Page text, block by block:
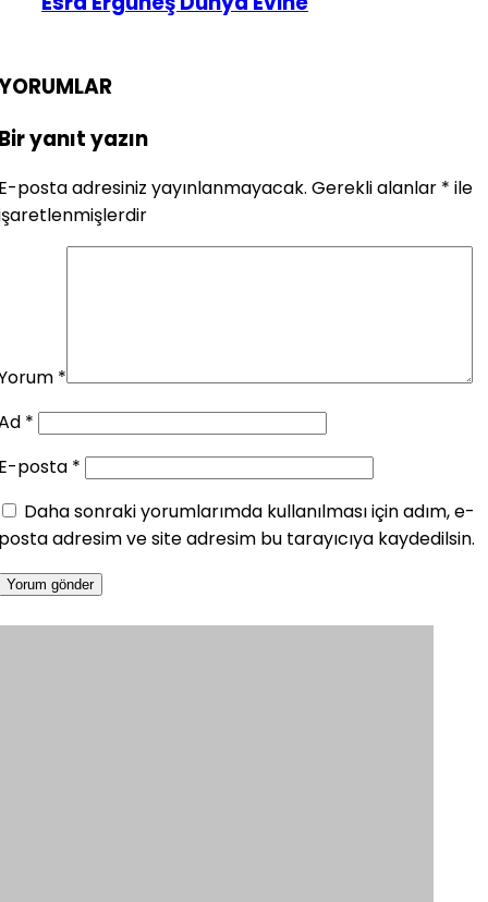
yanıt yazın
posta adresiniz yayınlanmayacak. Gerekli alanlar * ile
*
*
posta *
Daha sonraki yorumlarımda kullanılması için adım, e-
adresim ve site adresim bu tarayıcıya kaydedilsin.